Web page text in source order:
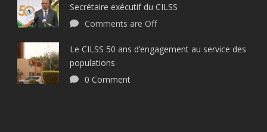
Secrétaire exécutif du CILSS
Comments are Off
Le CILSS 50 ans d’engagement au service des
populations
0 Comment